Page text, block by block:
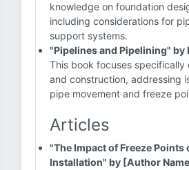
knowledge on foundation
including considerations for
support systems.
"Pipelines and Pipelining" by
This book focuses specifically
and construction, addressing
pipe movement and freeze
Articles
"The Impact of Freeze Points
Installation" by [Author